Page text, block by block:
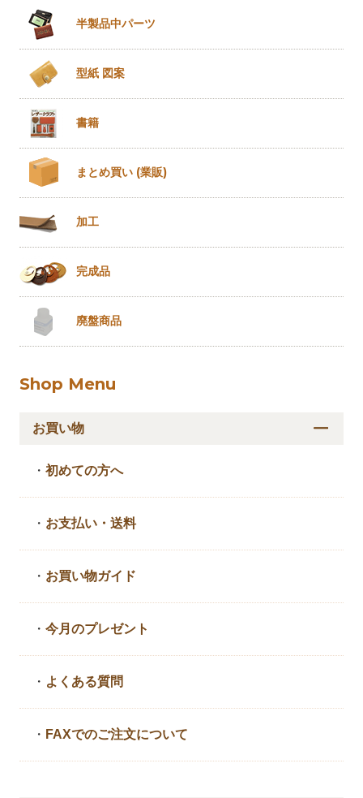
半製品中パーツ
型紙 図案
書籍
まとめ買い (業販)
加工
完成品
廃盤商品
Shop Menu
お買い物
・初めての方へ
・ お支払い・送料
・ お買い物ガイド
・今月のプレゼント
・ よくある質問
・ FAXでのご注文について